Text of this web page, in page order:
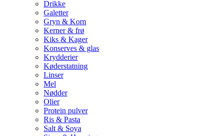
Drikke
Galetter
Gryn & Korn
Kerner & frø
Kiks & Kager
Konserves & glas
Krydderier
Køderstatning
Linser
Mel
Nødder
Olier
Protein pulver
Ris & Pasta
Salt & Soya